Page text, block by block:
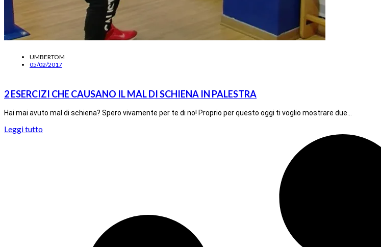
UMBERTOM
05/02/2017
2 ESERCIZI CHE CAUSANO IL MAL DI SCHIENA IN PALESTRA
Hai mai avuto mal di schiena? Spero vivamente per te di no! Proprio per questo oggi ti voglio mostrare due…
Leggi tutto